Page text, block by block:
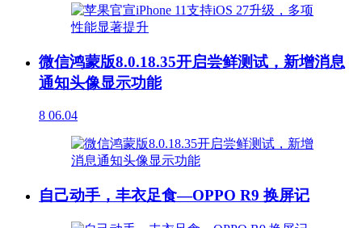
微信鸿蒙版8.0.18.35开启尝鲜测试，新增消息
通知头像显示功能
8 06.04
自己动手，丰衣足食—OPPO R9 换屏记